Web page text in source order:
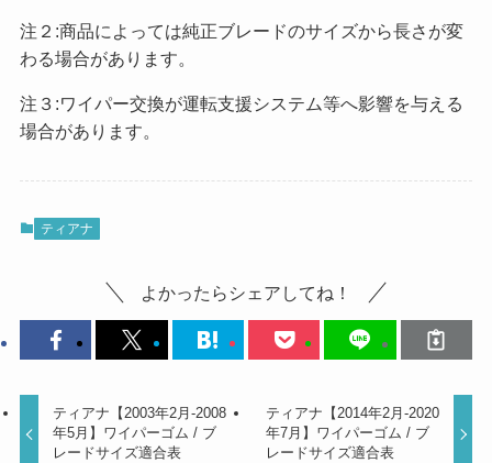
注２:商品によっては純正ブレードのサイズから長さが変
わる場合があります。
注３:ワイパー交換が運転支援システム等へ影響を与える
場合があります。
ティアナ
よかったらシェアしてね！
ティアナ【2003年2月-2008
年5月】ワイパーゴム / ブ
レードサイズ適合表
ティアナ【2014年2月-2020
年7月】ワイパーゴム / ブ
レードサイズ適合表